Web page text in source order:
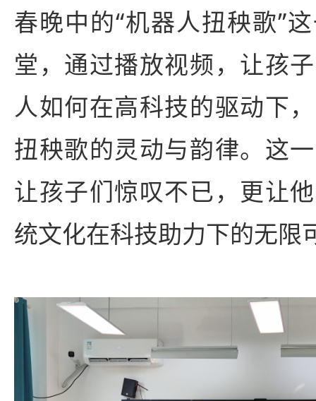
春晚中的“机器人扭秧歌”
堂，通过播放视频，让孩
人如何在高科技的驱动下
扭秧歌的灵动与韵律。这
让孩子们惊叹不已，更让
统文化在科技助力下的无限